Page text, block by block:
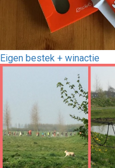
Eigen bestek + winactie